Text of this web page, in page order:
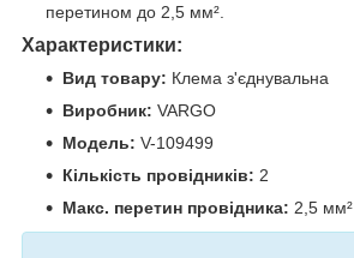
перетином до 2,5 мм².
Характеристики:
Вид товару: Клема з'єднувальна
Виробник: VARGO
Модель: V-109499
Кількість провідників: 2
Макс. перетин провідника: 2,5 мм²